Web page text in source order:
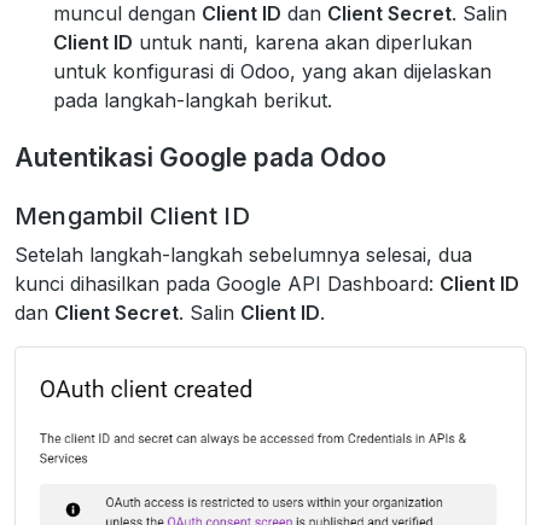
muncul dengan Client ID dan Client Secret. Salin
Client ID untuk nanti, karena akan diperlukan
untuk konfigurasi di Odoo, yang akan dijelaskan
pada langkah-langkah berikut.
Autentikasi Google pada Odoo
Mengambil Client ID
Setelah langkah-langkah sebelumnya selesai, dua
kunci dihasilkan pada Google API Dashboard: Client ID
dan Client Secret. Salin Client ID.